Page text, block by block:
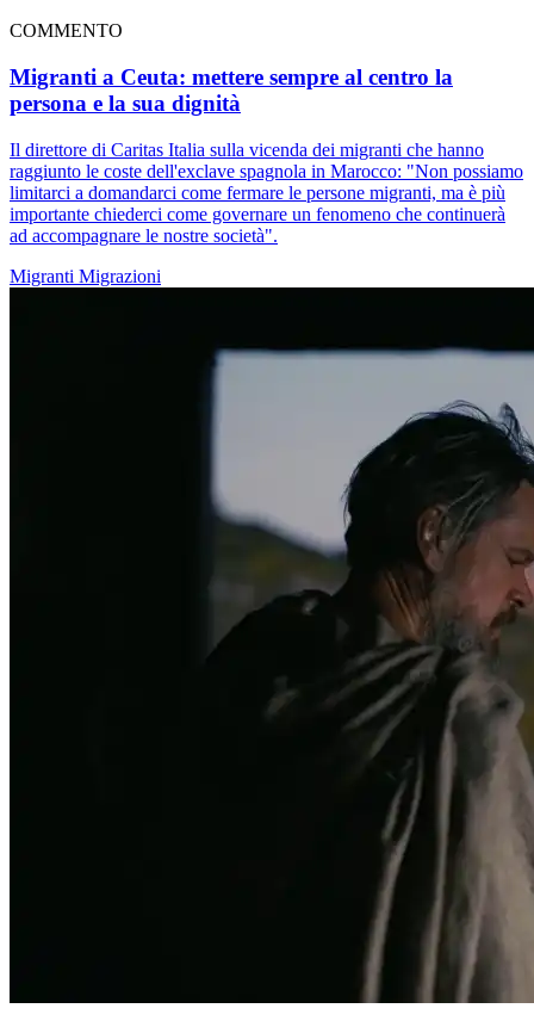
COMMENTO
Migranti a Ceuta: mettere sempre al centro la
persona e la sua dignità
Il direttore di Caritas Italia sulla vicenda dei migranti che hanno
raggiunto le coste dell'exclave spagnola in Marocco: "Non possiamo
limitarci a domandarci come fermare le persone migranti, ma è più
importante chiederci come governare un fenomeno che continuerà
ad accompagnare le nostre società".
Migranti Migrazioni